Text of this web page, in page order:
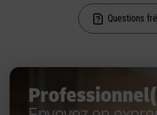
Questions